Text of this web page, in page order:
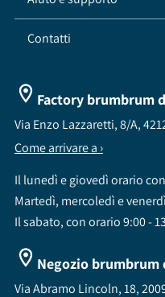
Contatti
Factory brumbrum
Via Enzo Lazzaretti, 8/A,
Come arrivare a ›
Il lunedì e giovedì orario
Martedì, mercoledì e
Il sabato, con orario 9:00 -
Negozio brumbrum
Via Abramo Lincoln, 18,